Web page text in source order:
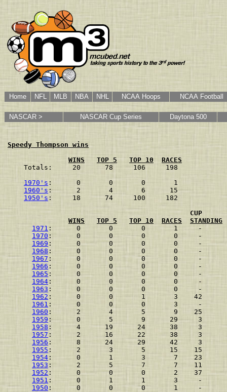
Home NFL MLB NBA NHL NCAA Hoops NCAA Football
NASCAR > NASCAR Cup Series Daytona 500
Speedy Thompson wins
WINS
TOP 5 TOP 10
RACES
Totals:     20      78     106     198
1970's :      0       0       0       1
1960's :      2       4       6      15
1950's :     18      74     100     182
CUP
WINS
TOP 5 TOP 10 RACES
STANDING
1971 :      0       0       0       1     -
1970 :      0       0       0       0     -
1969 :      0       0       0       0     -
1968 :      0       0       0       0     -
1967 :      0       0       0       0     -
1966 :      0       0       0       0     -
1965 :      0       0       0       0     -
1964 :      0       0       0       0     -
1963 :      0       0       0       0     -
1962 :      0       0       1       3    42
1961 :      0       0       0       3     -
1960 :      2       4       5       9    25
1959 :      0       5       9      29     3
1958 :      4      19      24      38     3
1957 :      2      16      22      38     3
1956 :      8      24      29      42     3
1955 :      2       3       5      15    15
1954 :      0       1       3       7    23
1953 :      2       5       7       7    11
1952 :      0       0       0       2    37
1951 :      0       1       1       3     -
1950 :      0       0       0       1     -